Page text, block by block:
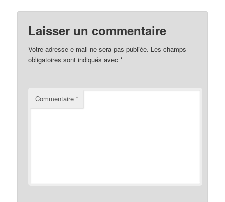
Laisser un commentaire
Votre adresse e-mail ne sera pas publiée. Les champs
obligatoires sont indiqués avec*
Commentaire*